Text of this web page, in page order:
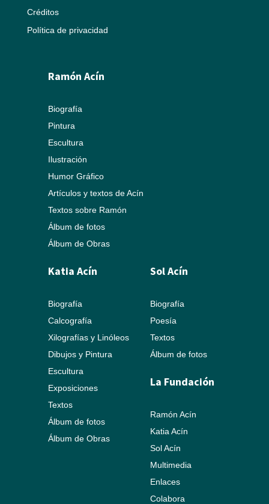
Créditos
Política de privacidad
Ramón Acín
Biografía
Pintura
Escultura
Ilustración
Humor Gráfico
Artículos y textos de Acín
Textos sobre Ramón
Álbum de fotos
Álbum de Obras
Katia Acín
Biografía
Calcografía
Xilografías y Linóleos
Dibujos y Pintura
Escultura
Exposiciones
Textos
Álbum de fotos
Álbum de Obras
Sol Acín
Biografía
Poesía
Textos
Álbum de fotos
La Fundación
Ramón Acín
Katia Acín
Sol Acín
Multimedia
Enlaces
Colabora